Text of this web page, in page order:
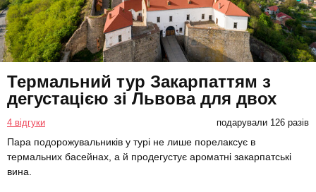
Термальний тур Закарпаттям з
дегустацією зі Львова для двох
4 відгуки подарували 126 разів
Пара подорожувальників у турі не лише порелаксує в
термальних басейнах, а й продегустує ароматні закарпатські
вина.